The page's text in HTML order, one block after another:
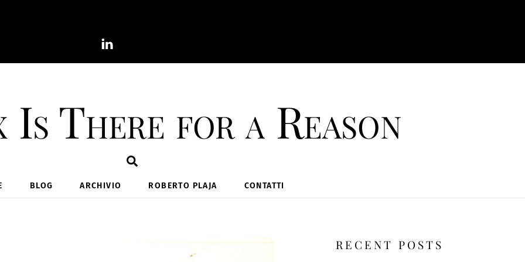
Is There for a Reason
BLOG ARCHIVIO ROBERTO PLAJA CONTATTI
RECENT POSTS